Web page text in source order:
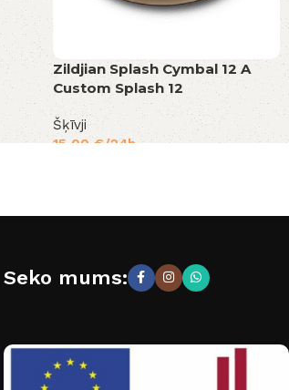
Zildjian Splash Cymbal 12 A
Custom Splash 12
Šķīvji
15,00€/24h
Seko mums: